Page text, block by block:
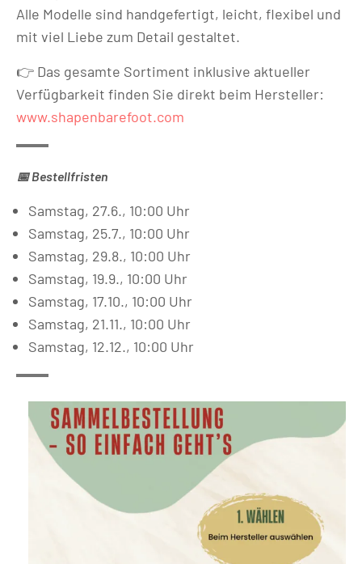
Alle Modelle sind handgefertigt, leicht, flexibel und
mit viel Liebe zum Detail gestaltet.
👉 Das gesamte Sortiment inklusive aktueller
Verfügbarkeit finden Sie direkt beim Hersteller:
www.shapenbarefoot.com
📅 Bestellfristen
Samstag, 27.6., 10:00 Uhr
Samstag, 25.7., 10:00 Uhr
Samstag, 29.8., 10:00 Uhr
Samstag, 19.9., 10:00 Uhr
Samstag, 17.10., 10:00 Uhr
Samstag, 21.11., 10:00 Uhr
Samstag, 12.12., 10:00 Uhr